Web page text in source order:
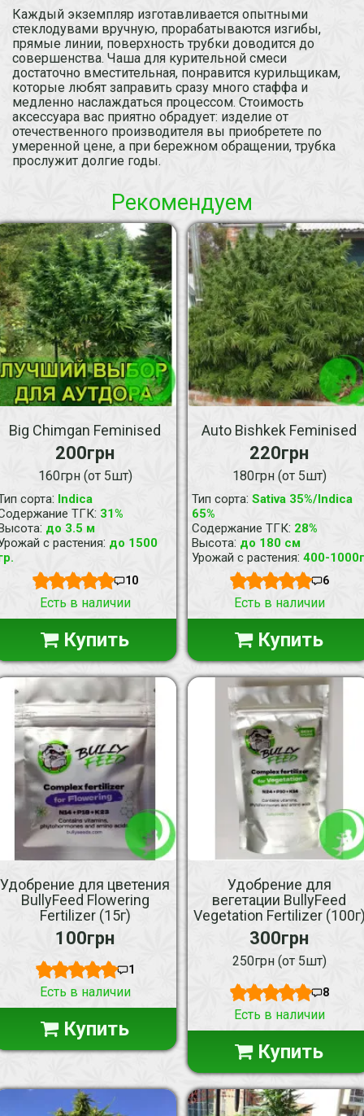
Каждый экземпляр изготавливается опытными
стеклодувами вручную, прорабатываются изгибы,
прямые линии, поверхность трубки доводится до
совершенства. Чаша для курительной смеси
достаточно вместительная, понравится курильщикам,
которые любят заправить сразу много стаффа и
медленно наслаждаться процессом. Стоимость
аксессуара вас приятно обрадует: изделие от
отечественного производителя вы приобретете по
умеренной цене, а при бережном обращении, трубка
прослужит долгие годы.
Рекомендуем
Big Chimgan Feminised
200грн
160грн (от 5шт)
сорта: Indica
ТГК: 31%
: до 3.5 м
с растения: до 1500
10
Есть в наличии
Купить
Auto Bishkek Feminised
220грн
180грн (от 5шт)
Тип сорта: Sativa 35%/Indica
65%
Содержание ТГК: 28%
Высота: до 180 см
Урожай с растения: 400-1000г
6
Есть в наличии
Купить
Удобрение для цветения
BullyFeed Flowering
Fertilizer (15г)
100грн
1
Есть в наличии
Купить
Удобрение для
вегетации BullyFeed
Vegetation Fertilizer
300грн
250грн (от 5шт)
8
Есть в наличии
Купить